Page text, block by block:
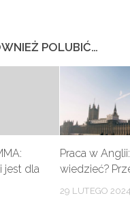
POLUBIĆ…
jest dla
Praca w
wiedzieć?
29 LUTEGO 2024